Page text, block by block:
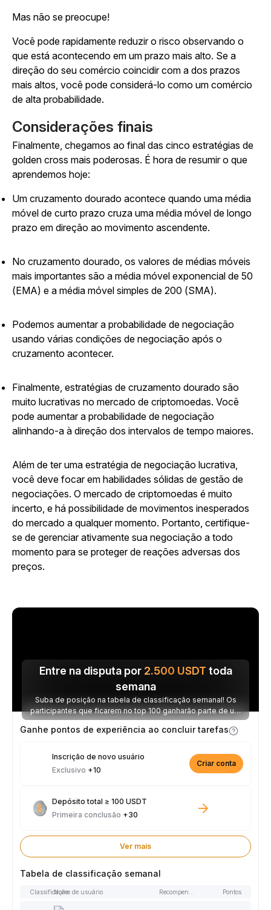
Mas não se preocupe!
Você pode rapidamente reduzir o risco observando o
que está acontecendo em um prazo mais alto. Se a
direção do seu comércio coincidir com a dos prazos
mais altos, você pode considerá-lo como um comércio
de alta probabilidade.
Considerações finais
Finalmente, chegamos ao final das cinco estratégias de
golden cross mais poderosas. É hora de resumir o que
aprendemos hoje:
Um cruzamento dourado acontece quando uma média
móvel de curto prazo cruza uma média móvel de longo
prazo em direção ao movimento ascendente.
No cruzamento dourado, os valores de médias móveis
mais importantes são a média móvel exponencial de 50
(EMA) e a média móvel simples de 200 (SMA).
Podemos aumentar a probabilidade de negociação
usando várias condições de negociação após o
cruzamento acontecer.
Finalmente, estratégias de cruzamento dourado são
muito lucrativas no mercado de criptomoedas. Você
pode aumentar a probabilidade de negociação
alinhando-a à direção dos intervalos de tempo maiores.
Além de ter uma estratégia de negociação lucrativa,
você deve focar em habilidades sólidas de gestão de
negociações. O mercado de criptomoedas é muito
incerto, e há possibilidade de movimentos inesperados
do mercado a qualquer momento. Portanto, certifique-
se de gerenciar ativamente sua negociação a todo
momento para se proteger de reações adversas dos
preços.
Entre na disputa por 2.500 USDT toda
semana
Suba de posição na tabela de classificação semanal! Os
participantes que ficarem no top 100 ganharão parte de um
prêmio de 2.500 USDT toda semana.
Ganhe pontos de experiência ao concluir tarefas
Inscrição de novo usuário
Exclusivo +10
Criar conta
Depósito total ≥ 100 USDT
Primeira conclusão +30
Ver mais
Tabela de classificação semanal
ClassificaçãoNome de usuário Pontos